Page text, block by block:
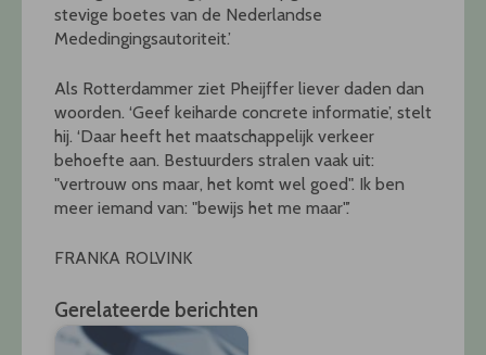
stevige boetes van de Nederlandse
Mededingingsautoriteit.’
Als Rotterdammer ziet Pheijffer liever daden dan
woorden. ‘Geef keiharde concrete informatie’, stelt
hij. ‘Daar heeft het maatschappelijk verkeer
behoefte aan. Bestuurders stralen vaak uit:
"vertrouw ons maar, het komt wel goed". Ik ben
meer iemand van: "bewijs het me maar".’
FRANKA ROLVINK
Gerelateerde berichten